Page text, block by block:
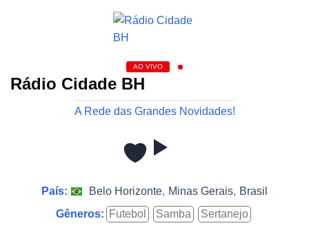
AO VIVO
Rádio Cidade BH
A Rede das Grandes Novidades!
País: Belo Horizonte, Minas Gerais, Brasil
Gêneros: Futebol Samba Sertanejo